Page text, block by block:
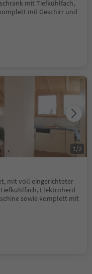
mit Tiefkühlfach,
mit Geschirr und
mit voll eingerichteter
Elektroherd
sowie komplett mit
1 /2